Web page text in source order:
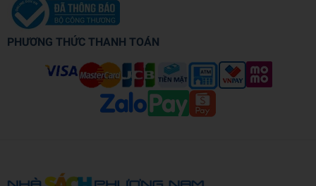
PHƯƠNG THỨC THANH TOÁN